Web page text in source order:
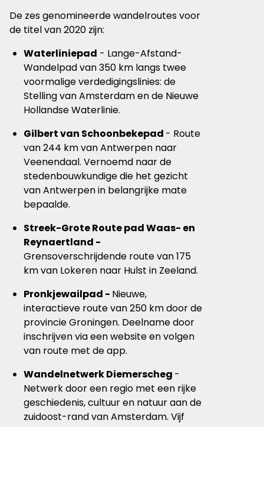
De zes genomineerde wandelroutes voor
de titel van 2020 zijn:
Waterliniepad - Lange-Afstand-
Wandelpad van 350 km langs twee
voormalige verdedigingslinies: de
Stelling van Amsterdam en de Nieuwe
Hollandse Waterlinie.
Gilbert van Schoonbekepad - Route
van 244 km van Antwerpen naar
Veenendaal. Vernoemd naar de
stedenbouwkundige die het gezicht
van Antwerpen in belangrijke mate
bepaalde.
Streek-Grote Route pad Waas- en
Reynaertland -
Grensoverschrijdende route van 175
km van Lokeren naar Hulst in Zeeland.
Pronkjewailpad - Nieuwe,
interactieve route van 250 km door de
provincie Groningen. Deelname door
inschrijven via een website en volgen
van route met de app.
Wandelnetwerk Diemerscheg -
Netwerk door een regio met een rijke
geschiedenis, cultuur en natuur aan de
zuidoost-rand van Amsterdam. Vijf